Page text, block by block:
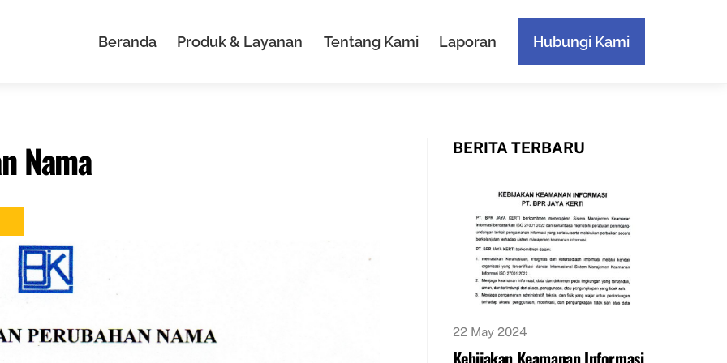
Beranda Produk & Layanan Tentang Kami Laporan Hubungi Kami
Nama BERITA TERBARU
22 May 2024